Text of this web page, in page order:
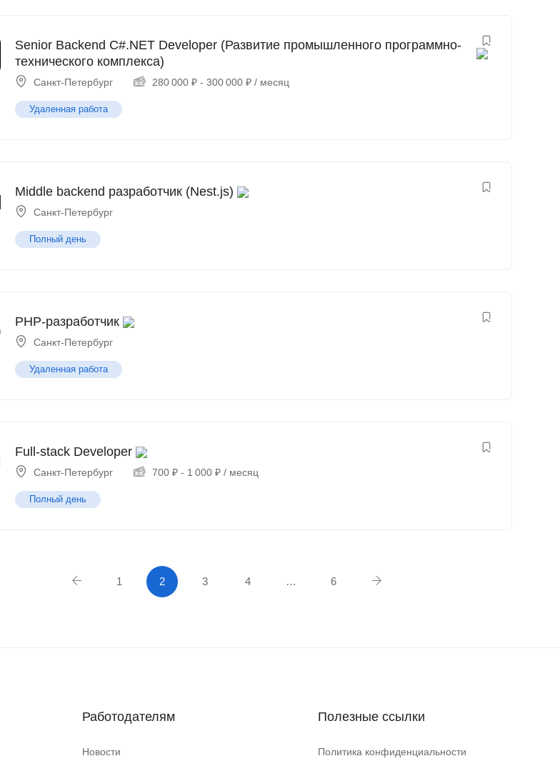
Senior Backend C#.NET Developer (Развитие промышленного программно-
технического комплекса)
Санкт-Петербург 280 000 ₽ -300 000 ₽ / месяц
Удаленная работа
Middle backend разработчик (Nest.js)
Санкт-Петербург
Полный день
PHP-разработчик
Санкт-Петербург
Удаленная работа
Full-stack Developer
Санкт-Петербург 700 ₽ - 1 000 ₽ / месяц
Полный день
1 2 3 4 … 6
Работодателям
Новости
Полезные ссылки
Политика конфиденциальности